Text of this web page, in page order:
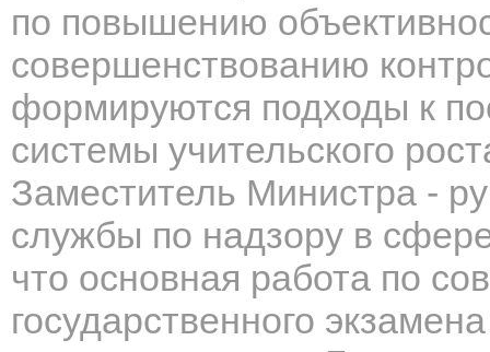
по повышению
совершенствованию
формируются подходы к
системы учительского
Заместитель Министра -
службы по надзору в
что основная работа по
государственного